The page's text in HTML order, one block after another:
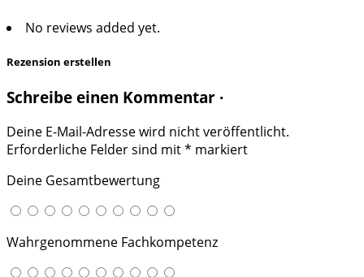
No reviews added yet.
Rezension erstellen
Schreibe einen Kommentar ·
Deine E-Mail-Adresse wird nicht veröffentlicht.
Erforderliche Felder sind mit* markiert
Deine Gesamtbewertung
Wahrgenommene Fachkompetenz